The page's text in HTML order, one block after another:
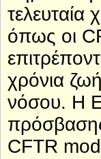
όπως οι
χρόνια
νόσου. Η
CFTR